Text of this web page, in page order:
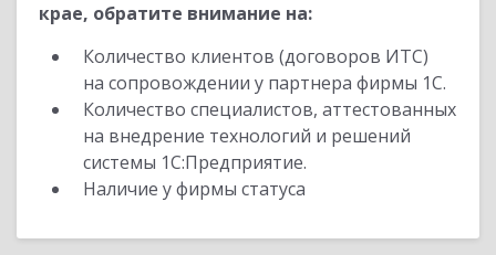
крае, обратите внимание на:
Количество клиентов (договоров ИТС)
на сопровождении у партнера фирмы 1С.
Количество специалистов, аттестованных
на внедрение технологий и решений
системы 1С:Предприятие.
Наличие у фирмы статуса